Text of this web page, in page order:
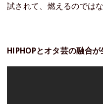
試されて、燃えるのでは
HIPHOPとオタ芸の融合